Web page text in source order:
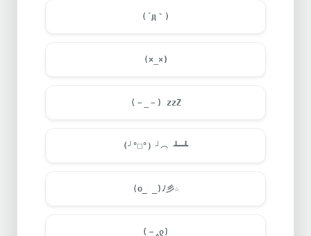
(´д｀)
(×_×)
(－_－) zzZ
(╯°□°）╯︵ ┻━┻
(o_ _)ﾉ彡☆
(－‸ლ)